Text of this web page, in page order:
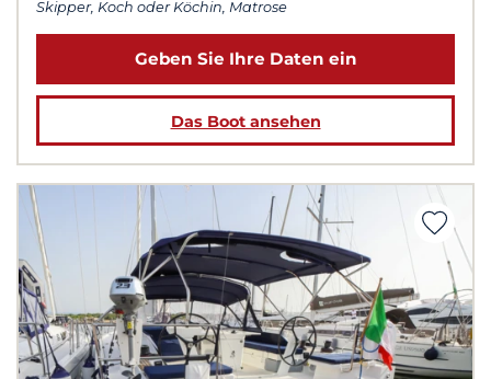
Skipper, Koch oder Köchin, Matrose
Geben Sie Ihre Daten ein
Das Boot ansehen